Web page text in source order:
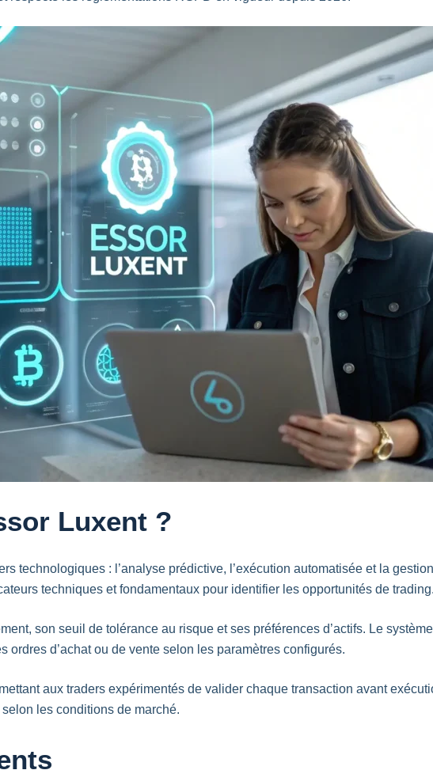
Luxent ?
technologiques : l’analyse prédictive, l’exécution automatisée et la
techniques et fondamentaux pour identifier les opportunités detrading.
son seuil de tolérance au risque et ses préférences d’actifs. Le
ordres d’achat ou de vente selon les paramètres configurés.
aux traders expérimentés de valider chaque transaction avant
les conditions de marché.